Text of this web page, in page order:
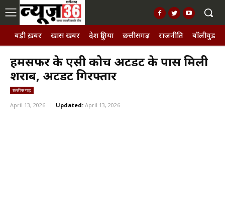
बड़ी ख़बर खास खबर देश दुनिया छत्तीसगढ़ राजनीति बॉलीवुड,
हमसफर के एसी कोच अटेंडेंट के पास मिली
शराब, अटेंडेंट गिरफ्तार
छत्तीसगढ़
April 13, 2026 Updated: April 13, 2026